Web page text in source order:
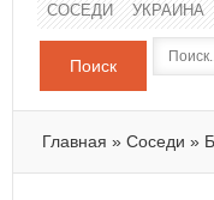
СОСЕДИ УКРАИНА
Поиск
Главная » Соседи »